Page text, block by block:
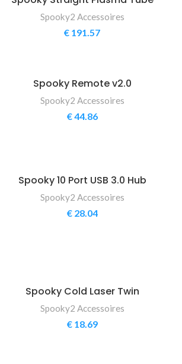
Spooky2 Accessoires
€ 191.57
Spooky Remote v2.0
Spooky2 Accessoires
€44.86
Spooky 10 Port USB 3.0 Hub
Spooky2 Accessoires
€28.04
Spooky Cold Laser Twin
Spooky2 Accessoires
€18.69